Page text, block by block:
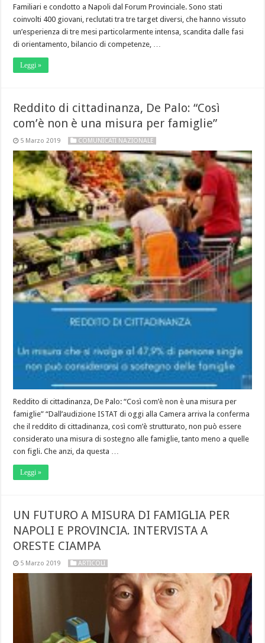
Familiari e condotto a Napoli dal Forum Provinciale. Sono stati
coinvolti 400 giovani, reclutati tra tre target diversi, che hanno vissuto
un’esperienza di tre mesi particolarmente intensa, scandita dalle fasi
di orientamento, bilancio di competenze, …
Leggi »
Reddito di cittadinanza, De Palo: “Così
com’è non è una misura per famiglie”
5 Marzo 2019 COMUNICATI NAZIONALE
Reddito di cittadinanza, De Palo: “Così com’è non è una misura per
famiglie” “Dall’audizione ISTAT di oggi alla Camera arriva la conferma
che il reddito di cittadinanza, così com’è strutturato, non può essere
considerato una misura di sostegno alle famiglie, tanto meno a quelle
con figli. Che anzi, da questa …
Leggi »
UN FUTURO A MISURA DI FAMIGLIA PER
NAPOLI E PROVINCIA. INTERVISTA A
ORESTE CIAMPA
5 Marzo 2019 ARTICOLI